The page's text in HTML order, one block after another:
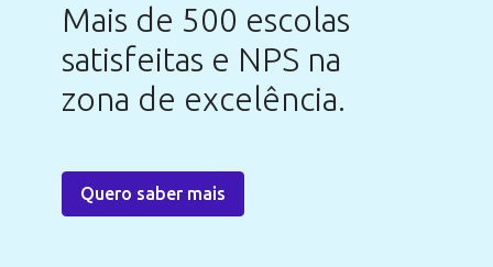
Mais de 500 escolas
satisfeitas e NPS na
zona de excelência.
Quero saber mais